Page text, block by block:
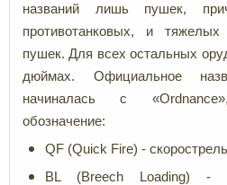
названий лишь пушек,
противотанковых, и
пушек. Для всех остальных
дюймах. Официальное
начиналась с
обозначение:
QF (Quick Fire) -
BL (Breech Loading) -